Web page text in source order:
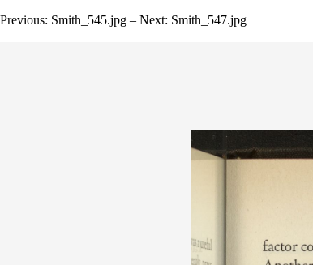
Previous: Smith_545.jpg – Next: Smith_547.jpg